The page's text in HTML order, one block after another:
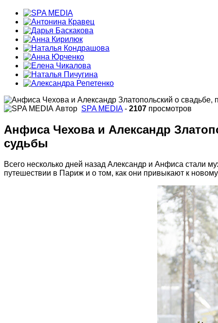
Автор SPA MEDIA - 2107 просмотров
Анфиса Чехова и Александр
судьбы
Всего несколько дней назад Александр и Анфиса
путешествии в Париж и о том, как они привыкают к новому